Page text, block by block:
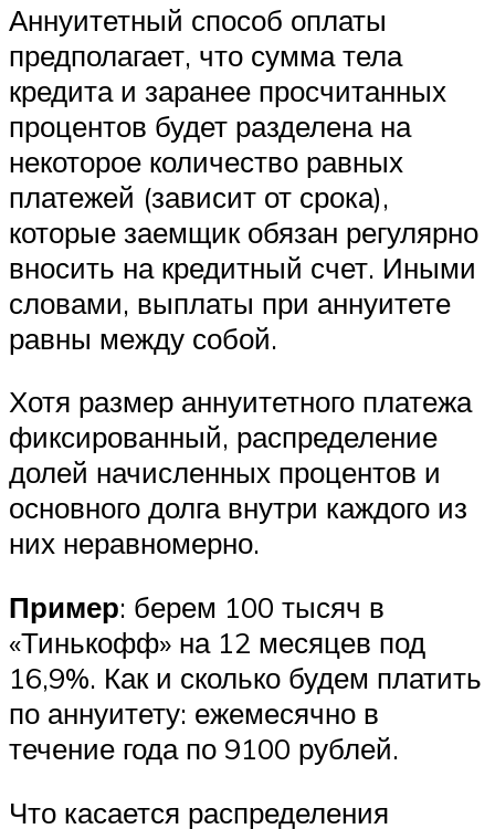
Аннуитетный способ оплаты
предполагает, что сумма тела
кредита и заранее просчитанных
процентов будет разделена на
некоторое количество равных
платежей (зависит от срока),
которые заемщик обязан регулярно
вносить на кредитный счет. Иными
словами, выплаты при аннуитете
равны между собой.
Хотя размер аннуитетного платежа
фиксированный, распределение
долей начисленных процентов и
основного долга внутри каждого из
них неравномерно.
Пример: берем 100 тысяч в
«Тинькофф» на 12 месяцев под
16,9%. Как и сколько будем платить
по аннуитету: ежемесячно в
течение года по 9100 рублей.
Что касается распределения